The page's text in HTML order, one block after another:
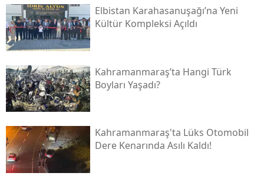
Elbistan Karahasanuşağı’na Yeni
Kültür Kompleksi Açıldı
Kahramanmaraş’ta Hangi Türk
Boyları Yaşadı?
Kahramanmaraş'ta Lüks Otomobil
Dere Kenarında Asılı Kaldı!